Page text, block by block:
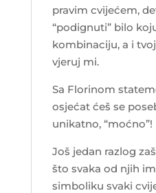
pravim cvijećem,
“podignuti” bilo
kombinaciju, a i
vjeruj mi.
Sa Florinom
osjećat ćeš se
unikatno, “moćno”!
Još jedan razlog
što svaka od njih
simboliku svaki